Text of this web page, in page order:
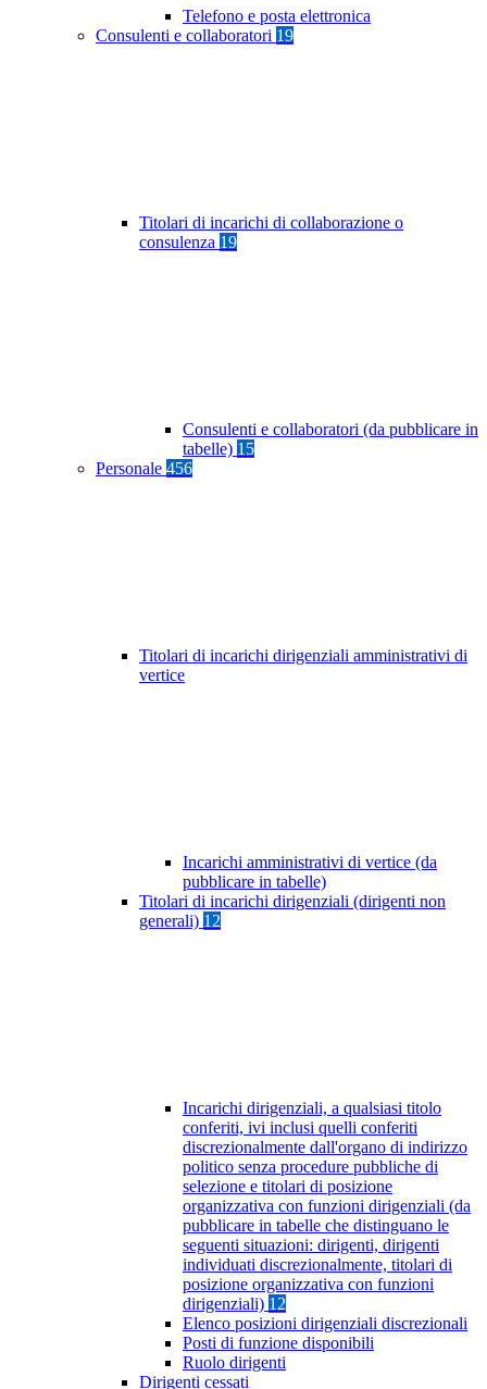
Telefono e posta elettronica
Consulenti e collaboratori 19
Titolari di incarichi di collaborazione o
consulenza 19
Consulenti e collaboratori (da pubblicare in
tabelle) 15
Personale 456
Titolari di incarichi dirigenziali amministrativi di
vertice
Incarichi amministrativi di vertice (da
pubblicare in tabelle)
Titolari di incarichi dirigenziali (dirigenti non
generali) 12
Incarichi dirigenziali, a qualsiasi titolo
conferiti, ivi inclusi quelli conferiti
discrezionalmente dall'organo di indirizzo
politico senza procedure pubbliche di
selezione e titolari di posizione
organizzativa con funzioni dirigenziali (da
pubblicare in tabelle che distinguano le
seguenti situazioni: dirigenti, dirigenti
individuati discrezionalmente, titolari di
posizione organizzativa con funzioni
dirigenziali) 12
Elenco posizioni dirigenziali discrezionali
Posti di funzione disponibili
Ruolo dirigenti
Dirigenti cessati